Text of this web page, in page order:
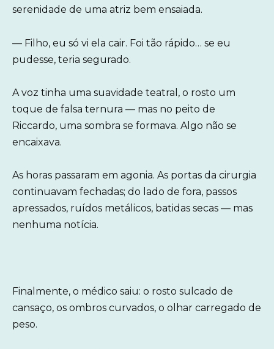
serenidade de uma atriz bem ensaiada.
— Filho, eu só vi ela cair. Foi tão rápido… se eu
pudesse, teria segurado.
A voz tinha uma suavidade teatral, o rosto um
toque de falsa ternura — mas no peito de
Riccardo, uma sombra se formava. Algo não se
encaixava.
As horas passaram em agonia. As portas da cirurgia
continuavam fechadas; do lado de fora, passos
apressados, ruídos metálicos, batidas secas — mas
nenhuma notícia.
Finalmente, o médico saiu: o rosto sulcado de
cansaço, os ombros curvados, o olhar carregado de
peso.